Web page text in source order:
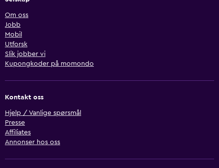
Om oss
Jobb
Mobil
Utforsk
Slik jobber vi
Kupongkoder på momondo
Kontakt oss
Hjelp / Vanlige spørsmål
Presse
Affiliates
Annonser hos oss